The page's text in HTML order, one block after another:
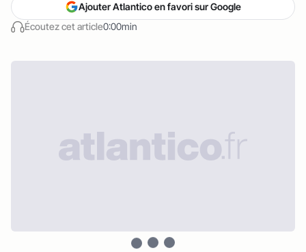
Écoutez cet article0:00min
Ajouter Atlantico en favori sur Google